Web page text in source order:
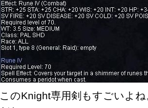
このKnight専用剣もすごいよ